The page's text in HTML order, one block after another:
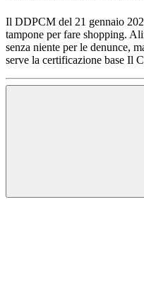
Il DDPCM del 21 gennaio
tampone per fare shopping.
senza niente per le denunce,
serve la certificazione base Il